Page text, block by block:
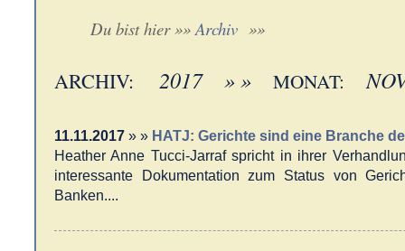
Du bist hier »»Archiv »»
ARCHIV: 2017 » » MONAT:
11.11.2017 » » HATJ: Gerichte sind eine Branche
Heather Anne Tucci-Jarraf spricht in ihrer
interessante Dokumentation zum Status von
Banken....